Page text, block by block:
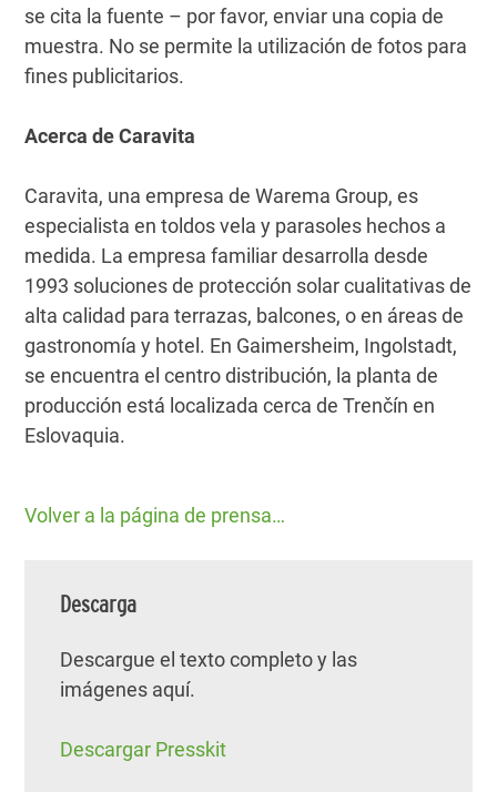
se cita la fuente – por favor, enviar una copia de
muestra. No se permite la utilización de fotos para
fines publicitarios.
Acerca de Caravita
Caravita, una empresa de Warema Group, es
especialista en toldos vela y parasoles hechos a
medida. La empresa familiar desarrolla desde
1993 soluciones de protección solar cualitativas de
alta calidad para terrazas, balcones, o en áreas de
gastronomía y hotel. En Gaimersheim, Ingolstadt,
se encuentra el centro distribución, la planta de
producción está localizada cerca de Trenčín en
Eslovaquia.
Volver a la página de prensa…
Descarga
Descargue el texto completo y las
imágenes aquí.
Descargar Presskit